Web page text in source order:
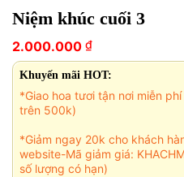
Niệm khúc cuối 3
2.000.000 ₫
Khuyến mãi HOT:
*Giao hoa tươi tận nơi miễn
trên 500k)
*Giảm ngay 20k cho khách
website-Mã giảm giá:
số lượng có hạn)